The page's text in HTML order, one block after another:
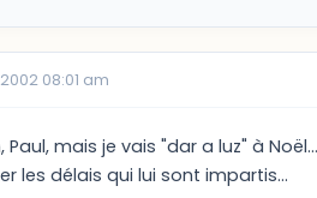
08:01 am
Paul, mais je vais "dar a luz" à
les délais qui lui sont impartis...